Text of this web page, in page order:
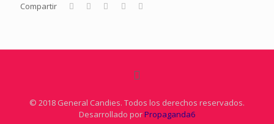
Compartir
© 2018 General Candies. Todos los derechos reservados.
Desarrollado porPropaganda6